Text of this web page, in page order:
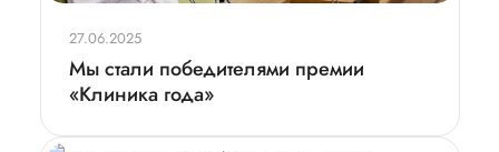
27.06.2025
Мы стали победителями премии
«Клиника года»